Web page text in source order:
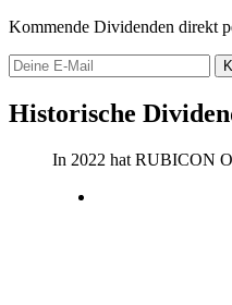
Kommende Dividenden direkt
Historische
In 2022 hat RUBICON